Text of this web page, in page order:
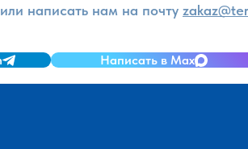
или написать нам на почту
Написать в Max